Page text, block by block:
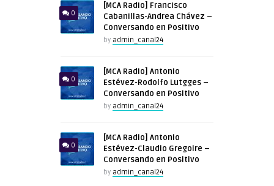
0
[MCA Radio] Francisco
Cabanillas-Andrea Chávez –
Conversando en Positivo
by admin_canal24
0
[MCA Radio] Antonio
Estévez-Rodolfo Lutgges –
Conversando en Positivo
by admin_canal24
0
[MCA Radio] Antonio
Estévez-Claudio Gregoire –
Conversando en Positivo
by admin_canal24